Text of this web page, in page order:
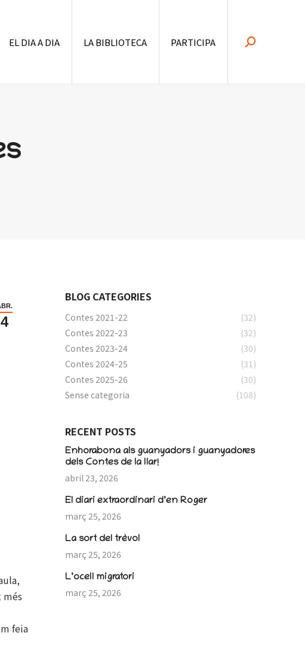
EL DIA A DIA LA BIBLIOTECA PARTICIPA Search:
4
feia
BLOG CATEGORIES
Contes 2021-22
(32)
Contes 2022-23
(32)
Contes 2023-24
(30)
Contes 2024-25
(31)
Contes 2025-26
(30)
Sense categoria
(108)
RECENT POSTS
Enhorabona als guanyadors i guanyadores
dels Contes de la llar!
abril 23, 2026
El diari extraordinari d’en Roger
març 25, 2026
La sort del trèvol
març 25, 2026
L’ocell migratori
març 25, 2026